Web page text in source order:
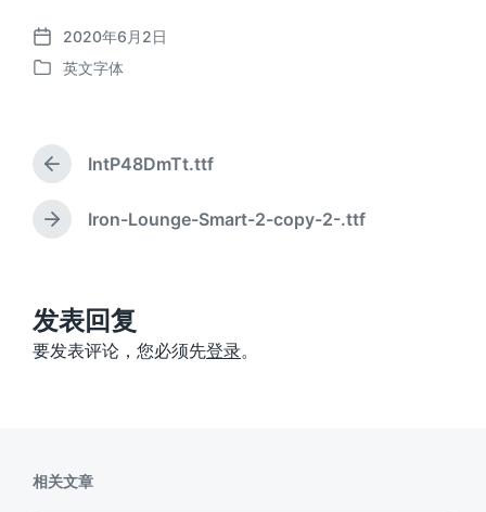
发
布
2020年6月2日
发
英文字体
上
篇
文
章
IntP48DmTt.ttf
下
：
Iron-Lounge-Smart-2-copy-2-.ttf
发表回复
要发表评论，您必须先登录。
相关文章